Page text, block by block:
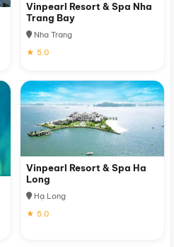
Vinpearl Resort & Spa Nha
Trang Bay
Nha Trang
★ 5.0
Vinpearl Resort & Spa Ha
Long
Hạ Long
★ 5.0